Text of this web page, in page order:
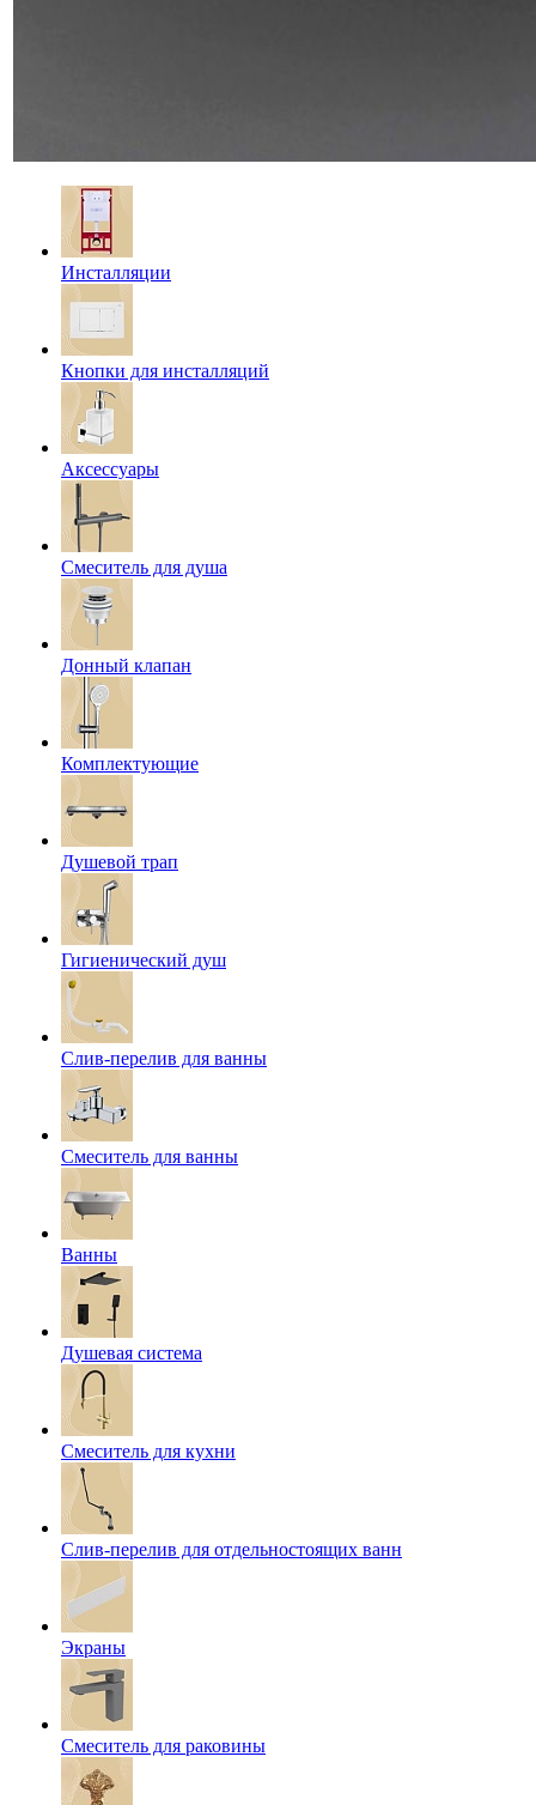
Инсталляции
Кнопки для инсталляций
Аксессуары
Смеситель для душа
Донный клапан
Комплектующие
Душевой трап
Гигиенический душ
Слив-перелив для ванны
Смеситель для ванны
Ванны
Душевая система
Смеситель для кухни
Слив-перелив для отдельностоящих ванн
Экраны
Смеситель для раковины